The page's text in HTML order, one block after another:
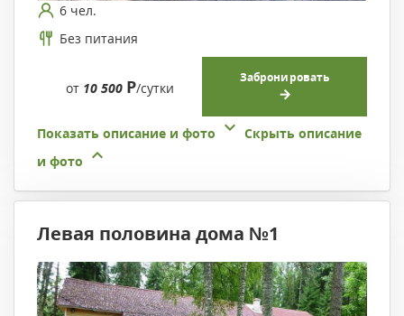
6 чел.
Без питания
от 10 500 Р/сутки
Забронировать
Показать описание и фото
Скрыть описание
и фото
Левая половина дома №1